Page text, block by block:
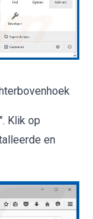
Klik op
en